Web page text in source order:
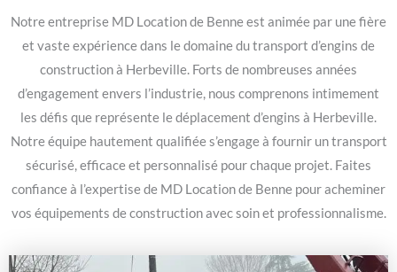
Notre entreprise MD Location de Benne est animée par une fière
et vaste expérience dans le domaine du transport d’engins de
construction à Herbeville. Forts de nombreuses années
d’engagement envers l’industrie, nous comprenons intimement
les défis que représente le déplacement d’engins à Herbeville.
Notre équipe hautement qualifiée s’engage à fournir un transport
sécurisé, efficace et personnalisé pour chaque projet. Faites
confiance à l’expertise de MD Location de Benne pour acheminer
vos équipements de construction avec soin et professionnalisme.